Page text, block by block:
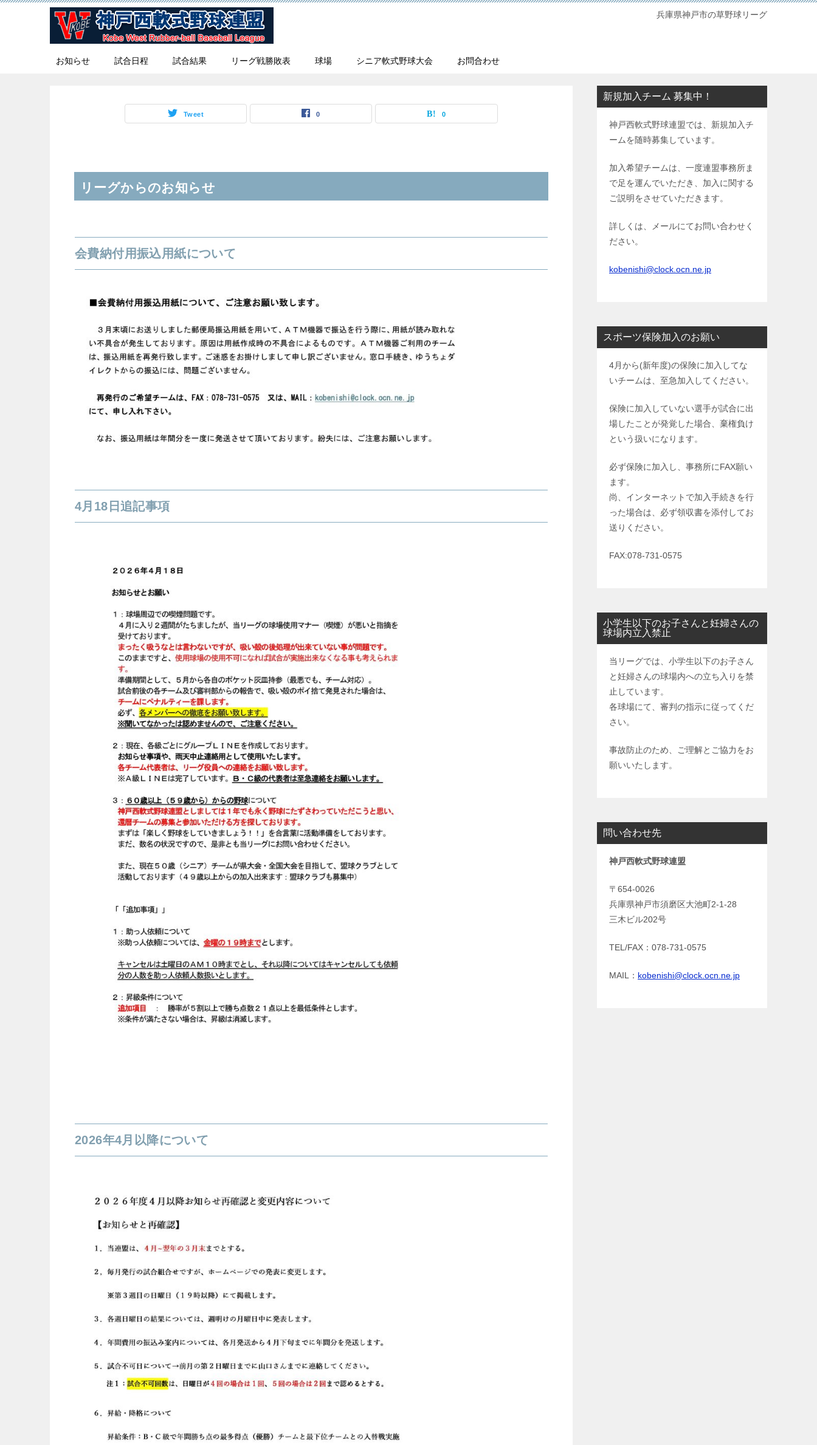
兵庫県神戸市の草野球リーグ
お知らせ 試合日程 試合結果 リーグ戦勝敗表 球場 シニア軟式野球大会 お問合わせ
Tweet 0 0
リーグからのお知らせ
会費納付用振込用紙について
4月18日追記事項
2026年4月以降について
新規加入チーム 募集中！
神戸西軟式野球連盟では、新規加入チ
ームを随時募集しています。
加入希望チームは、一度連盟事務所ま
で足を運んでいただき、加入に関する
ご説明をさせていただきます。
詳しくは、メールにてお問い合わせく
ださい。
kobenishi@clock.ocn.ne.jp
スポーツ保険加入のお願い
4月から(新年度)の保険に加入してな
いチームは、至急加入してください。
保険に加入していない選手が試合に出
場したことが発覚した場合、棄権負け
という扱いになります。
必ず保険に加入し、事務所にFAX願い
ます。
尚、インターネットで加入手続きを行
った場合は、必ず領収書を添付してお
送りください。
FAX:078-731-0575
小学生以下のお子さんと妊婦さんの
球場内立入禁止
当リーグでは、小学生以下のお子さん
と妊婦さんの球場内への立ち入りを禁
止しています。
各球場にて、審判の指示に従ってくだ
さい。
事故防止のため、ご理解とご協力をお
願いいたします。
問い合わせ先
神戸西軟式野球連盟
〒654-0026
兵庫県神戸市須磨区大池町2-1-28
三木ビル202号
TEL/FAX：078-731-0575
MAIL： kobenishi@clock.ocn.ne.jp